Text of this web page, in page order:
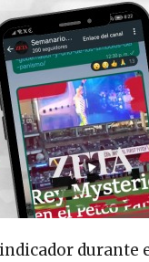
durante